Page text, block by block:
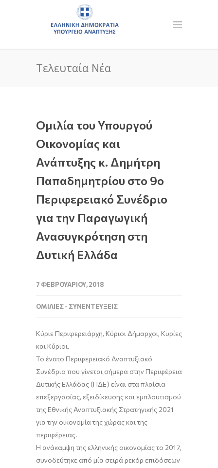
Τελευταία Νέα
Ομιλία του Υπουργού
Οικονομίας και
Ανάπτυξης κ. Δημήτρη
Παπαδημητρίου στο 9ο
Περιφερειακό Συνέδριο
για την Παραγωγική
Ανασυγκρότηση στη
Δυτική Ελλάδα
7 ΦΕΒΡΟΥΑΡΊΟΥ, 2018
ΟΜΙΛΊΕΣ - ΣΥΝΕΝΤΕΎΞΕΙΣ
Κύριε Περιφερειάρχη, Κύριοι Δήμαρχοι, Κυρίες
και Κύριοι,
Το ένατο Περιφερειακό Αναπτυξιακό
Συνέδριο που γίνεται σήμερα στην Περιφέρεια
Δυτικής Ελλάδας (ΠΔΕ) είναι στα πλαίσια
επεξεργασίας, εξειδίκευσης και εμπλουτισμού
της Εθνικής Αναπτυξιακής Στρατηγικής 2021
για την οικονομία της χώρας και της
περιφέρειας.
Η ανάκαμψη της ελληνικής οικονομίας το 2017,
συνοδεύτηκε από μία σειρά ρεκόρ επιδόσεων